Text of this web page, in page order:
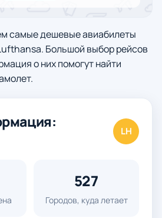
самые дешевые авиабилеты
Большой выбор рейсов
о них помогут найти
LH
527
Городов, куда летает